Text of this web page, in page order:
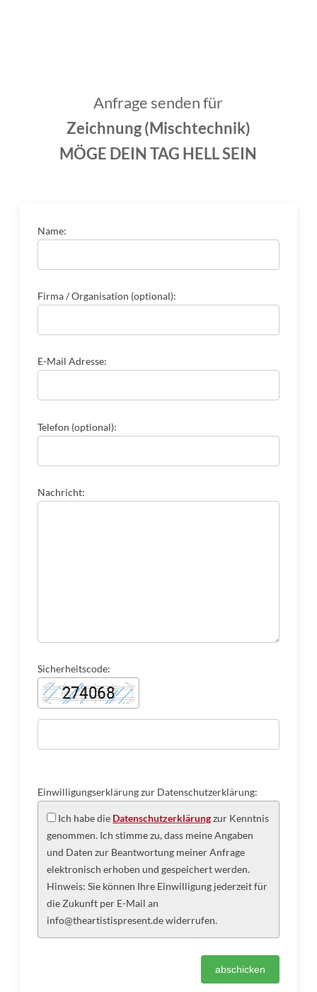
Anfrage senden für
Zeichnung (Mischtechnik)
MÖGE DEIN TAG HELL SEIN
Name:
Firma / Organisation (optional):
E-Mail Adresse:
Telefon (optional):
Nachricht:
Sicherheitscode:
Einwilligungserklärung zur Datenschutzerklärung:
Ich habe die Datenschutzerklärungzur Kenntnis
genommen. Ich stimme zu, dass meine Angaben
und Daten zur Beantwortung meiner Anfrage
elektronisch erhoben und gespeichert werden.
Hinweis: Sie können Ihre Einwilligung jederzeit für
die Zukunft per E-Mail an
info@theartistispresent.de widerrufen.